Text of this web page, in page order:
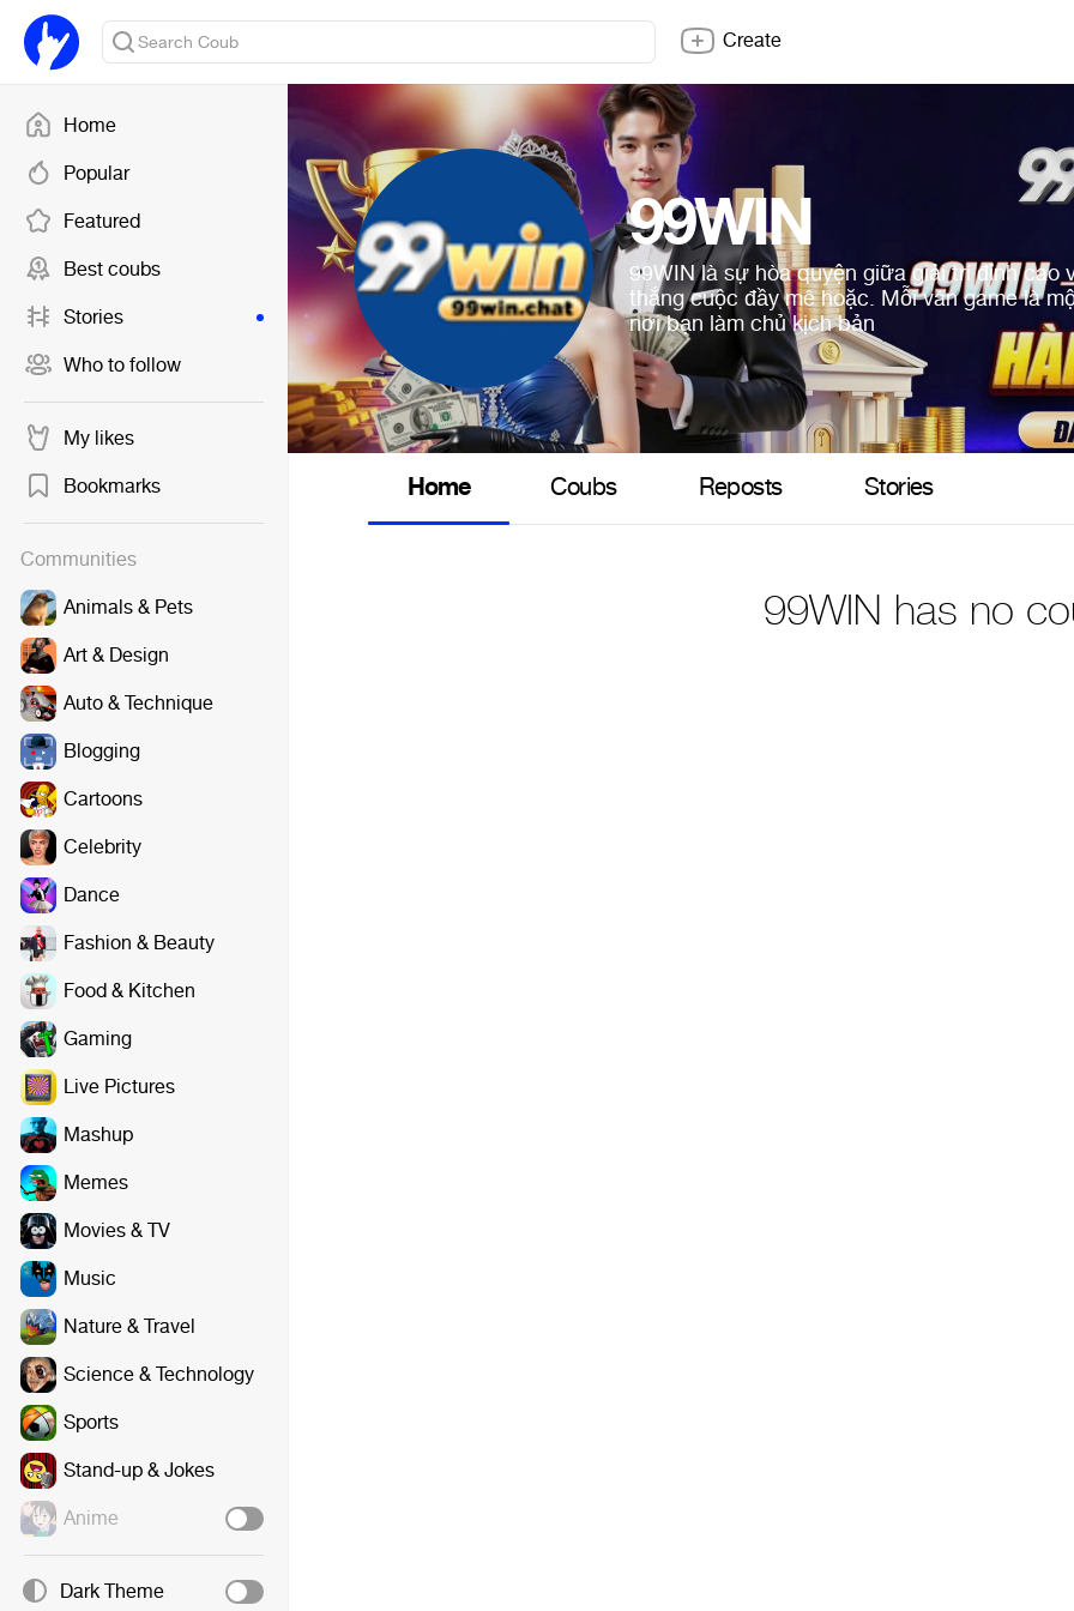
Home
Popular
Featured
Best coubs
Stories
Who to follow
My likes
Bookmarks
Communities
Animals & Pets
Art & Design
Auto & Technique
Blogging
Cartoons
Celebrity
Dance
Fashion & Beauty
Food & Kitchen
Gaming
Live Pictures
Mashup
Memes
Movies & TV
Music
Nature & Travel
Science & Technology
Sports
Stand-up & Jokes
Anime
Dark Theme
Create
99WIN
99WIN là sự hòa quyện giữa giải trí đỉnh cao
thắng cuộc đầy mê hoặc. Mỗi ván game là
nơi bạn làm chủ kịch bản
Home Coubs Reposts Stories
99WIN has no